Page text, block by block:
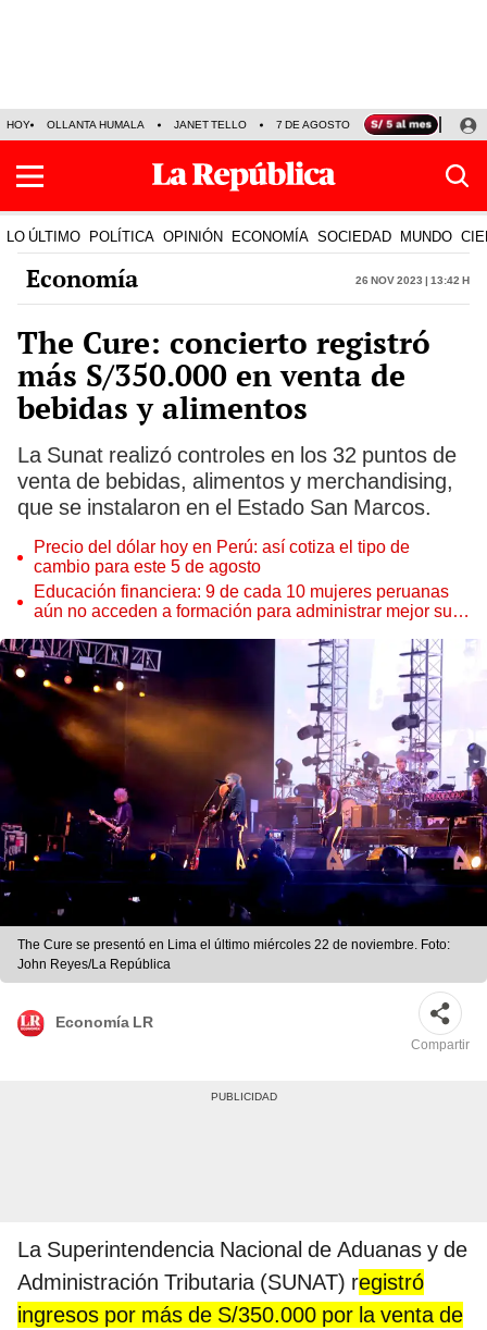
HOY OLLANTA HUMALA JANET TELLO 7 DE AGOSTO TINKA RESULTADOS
LO ÚLTIMO POLÍTICA OPINIÓN ECONOMÍA SOCIEDAD MUNDO
Economía 26 Nov 2023 | 13:42 h
The Cure: concierto registró
más S/350.000 en venta de
bebidas y alimentos
La Sunat realizó controles en los 32 puntos de
venta de bebidas, alimentos y merchandising,
que se instalaron en el Estado San Marcos.
Precio del dólar hoy en Perú: así cotiza el tipo de
cambio para este 5 de agosto
Educación financiera: 9 de cada 10 mujeres peruanas
aún no acceden a formación para administrar mejor su
The Cure se presentó en Lima el último miércoles 22 de noviembre. Foto:
John Reyes/La República
Economía LR
Compartir
La Superintendencia Nacional de Aduanas y de
Administración Tributaria (SUNAT) registró
ingresos por más de S/350.000 por la venta de